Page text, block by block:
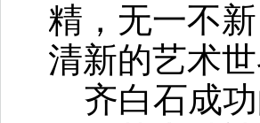
精，无一不
清新的艺术世
齐白石成功